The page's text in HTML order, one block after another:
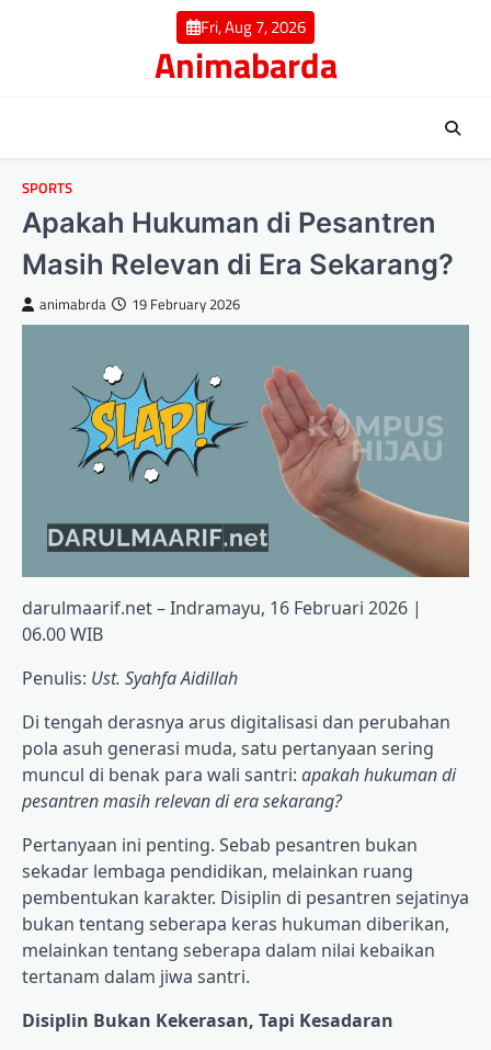
Fri, Aug 7, 2026
Animabarda
SPORTS
Apakah Hukuman di Pesantren
Masih Relevan di Era Sekarang?
animabrda 19 February 2026
darulmaarif.net – Indramayu, 16 Februari 2026 |
06.00 WIB
Penulis: Ust. Syahfa Aidillah
Di tengah derasnya arus digitalisasi dan perubahan
pola asuh generasi muda, satu pertanyaan sering
muncul di benak para wali santri: apakah hukuman di
pesantren masih relevan di era sekarang?
Pertanyaan ini penting. Sebab pesantren bukan
sekadar lembaga pendidikan, melainkan ruang
pembentukan karakter. Disiplin di pesantren sejatinya
bukan tentang seberapa keras hukuman diberikan,
melainkan tentang seberapa dalam nilai kebaikan
tertanam dalam jiwa santri.
Disiplin Bukan Kekerasan, Tapi Kesadaran